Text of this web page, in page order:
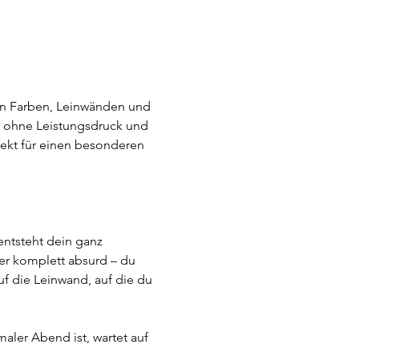
Farben, Leinwänden und
Leistungsdruck und
für einen besonderen
dein ganz
komplett absurd – du
die Leinwand, auf die du
Abend ist, wartet auf